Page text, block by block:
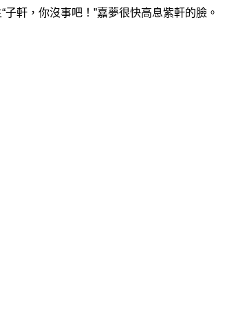
軒，你沒事吧！”嘉夢很快高息紫軒的臉。